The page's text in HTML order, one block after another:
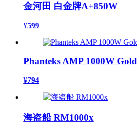
金河田 白金牌A+850W
¥599
Phanteks AMP 1000W Gold
¥794
海盗船 RM1000x